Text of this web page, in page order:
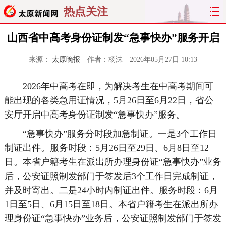
热点关注
山西省中高考身份证制发“急事快办”服务开启
来源： 太原晚报 作者：杨沫 2026年05月27日 10:13
2026年中高考在即，为解决考生在中高考期间可
能出现的各类急用证情况，5月26日至6月22日，省公
安厅开启中高考身份证制发“急事快办”服务。
“急事快办”服务分时段加急制证。一是3个工作日
制证出件。服务时段：5月26日至29日、6月8日至12
日。本省户籍考生在派出所办理身份证“急事快办”业务
后，公安证照制发部门于签发后3个工作日完成制证，
并及时寄出。二是24小时内制证出件。服务时段：6月
1日至5日、6月15日至18日。本省户籍考生在派出所办
理身份证“急事快办”业务后，公安证照制发部门于签发